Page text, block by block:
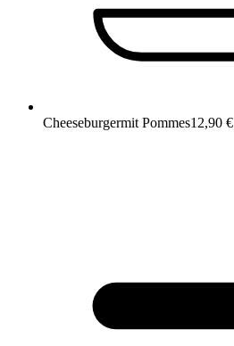
Cheeseburgermit Pommes12,90 €